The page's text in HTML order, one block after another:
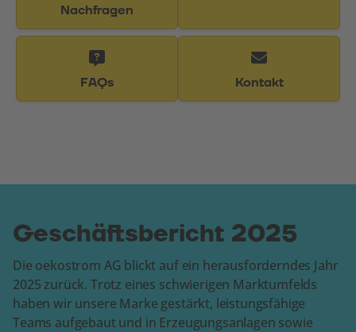
Nachfragen
FAQs Kontakt
Geschäftsbericht 2025
Die oekostrom AG blickt auf ein herausforderndes Jahr
2025 zurück. Trotz eines schwierigen Marktumfelds
haben wir unsere Marke gestärkt, leistungsfähige
Teams aufgebaut und in Erzeugungsanlagen sowie